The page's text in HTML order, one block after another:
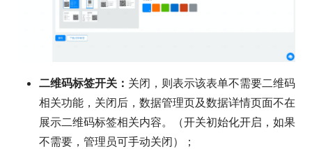
二维码标签开关： 关闭，则表示该表单不需要二维码
相关功能，关闭后，数据管理页及数据详情页面不在
展示二维码标签相关内容。（开关初始化开启，如果
不需要，管理员可手动关闭）；